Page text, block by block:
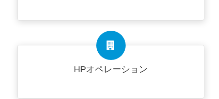
HPオペレーション